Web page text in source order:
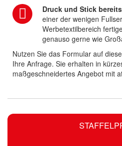
Druck und Stick
einer der wenigen
Werbetextilbereich
genauso gerne wie
Nutzen Sie das Formular auf
Ihre Anfrage. Sie erhalten in
maßgeschneidertes Angebot mit